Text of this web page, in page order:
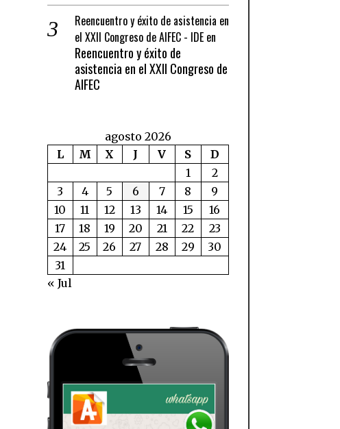
Reencuentro y éxito de asistencia en
el XXII Congreso de AIFEC - IDEen
Reencuentro y éxito de
asistencia en el XXII Congreso de
AIFEC
agosto 2026
L
M X J V S
D
1
2
3
4 5 6 7 8
9
10
11 12 13 14 15
16
17
18 19 20 21 22
23
24
25 26 27 28 29
30
31
« Jul